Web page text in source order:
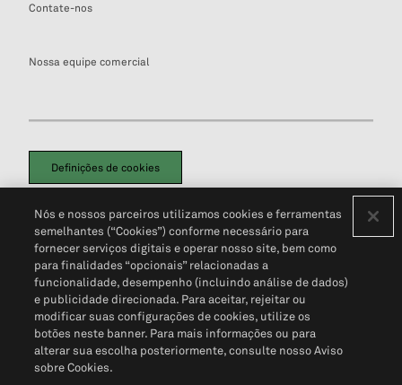
Contate-nos
Nossa equipe comercial
Definições de cookies
Política de PrivacidadePortal de privacidade do cliente (em inglês)
Não Venda Minhas Informações Pessoais© 2026 S&P Global
Nós e nossos parceiros utilizamos cookies e ferramentas
semelhantes (“Cookies”) conforme necessário para
fornecer serviços digitais e operar nosso site, bem como
para finalidades “opcionais” relacionadas a
funcionalidade, desempenho (incluindo análise de dados)
e publicidade direcionada. Para aceitar, rejeitar ou
modificar suas configurações de cookies, utilize os
botões neste banner. Para mais informações ou para
alterar sua escolha posteriormente, consulte nosso Aviso
sobre Cookies.